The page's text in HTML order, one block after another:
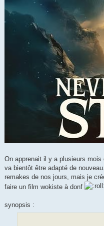
On apprenait il y a plusieurs
va bientôt être adapté de
remakes de nos jours, mais je
faire un film wokiste à donf
synopsis :